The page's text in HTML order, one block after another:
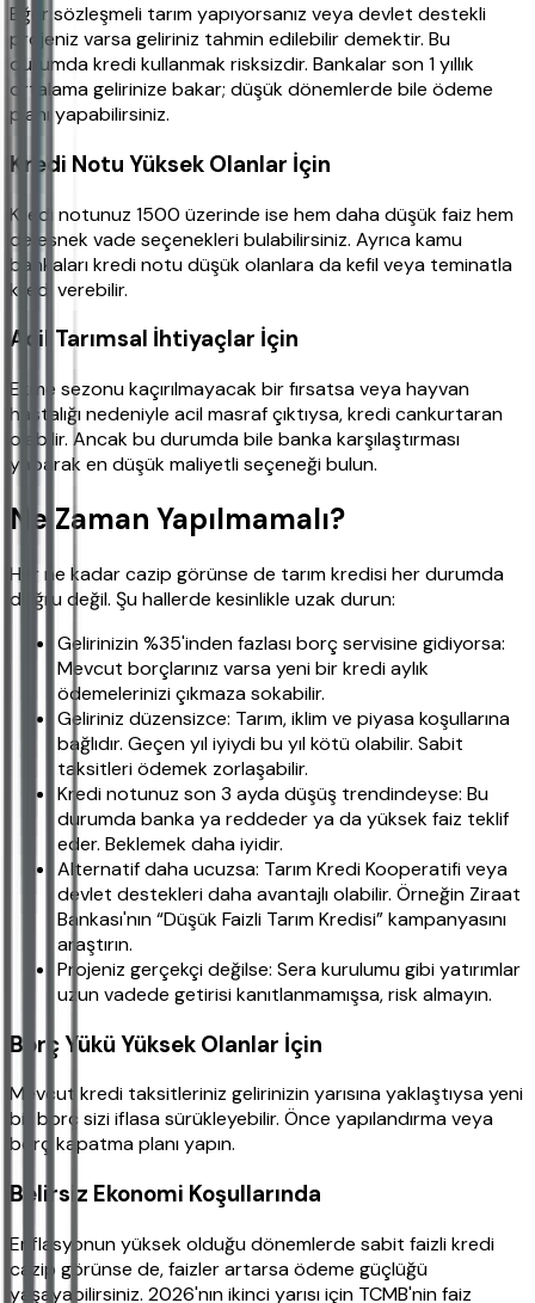
Eğer sözleşmeli tarım yapıyorsanız veya devlet destekli
projeniz varsa geliriniz tahmin edilebilir demektir. Bu
durumda kredi kullanmak risksizdir. Bankalar son 1 yıllık
ortalama gelirinize bakar; düşük dönemlerde bile ödeme
planı yapabilirsiniz.
Kredi Notu Yüksek Olanlar İçin
Kredi notunuz 1500 üzerinde ise hem daha düşük faiz hem
de esnek vade seçenekleri bulabilirsiniz. Ayrıca kamu
bankaları kredi notu düşük olanlara da kefil veya teminatla
kredi verebilir.
Acil Tarımsal İhtiyaçlar İçin
Ekme sezonu kaçırılmayacak bir fırsatsa veya hayvan
hastalığı nedeniyle acil masraf çıktıysa, kredi cankurtaran
olabilir. Ancak bu durumda bile banka karşılaştırması
yaparak en düşük maliyetli seçeneği bulun.
Ne Zaman Yapılmamalı?
Her ne kadar cazip görünse de tarım kredisi her durumda
doğru değil. Şu hallerde kesinlikle uzak durun:
Gelirinizin %35'inden fazlası borç servisine gidiyorsa:
Mevcut borçlarınız varsa yeni bir kredi aylık
ödemelerinizi çıkmaza sokabilir.
Geliriniz düzensizce: Tarım, iklim ve piyasa koşullarına
bağlıdır. Geçen yıl iyiydi bu yıl kötü olabilir. Sabit
taksitleri ödemek zorlaşabilir.
Kredi notunuz son 3 ayda düşüş trendindeyse: Bu
durumda banka ya reddeder ya da yüksek faiz teklif
eder. Beklemek daha iyidir.
Alternatif daha ucuzsa: Tarım Kredi Kooperatifi veya
devlet destekleri daha avantajlı olabilir. Örneğin Ziraat
Bankası'nın “Düşük Faizli Tarım Kredisi” kampanyasını
araştırın.
Projeniz gerçekçi değilse: Sera kurulumu gibi yatırımlar
uzun vadede getirisi kanıtlanmamışsa, risk almayın.
Borç Yükü Yüksek Olanlar İçin
Mevcut kredi taksitleriniz gelirinizin yarısına yaklaştıysa yeni
bir borç sizi iflasa sürükleyebilir. Önce yapılandırma veya
borç kapatma planı yapın.
Belirsiz Ekonomi Koşullarında
Enflasyonun yüksek olduğu dönemlerde sabit faizli kredi
cazip görünse de, faizler artarsa ödeme güçlüğü
yaşayabilirsiniz. 2026'nın ikinci yarısı için TCMB'nin faiz